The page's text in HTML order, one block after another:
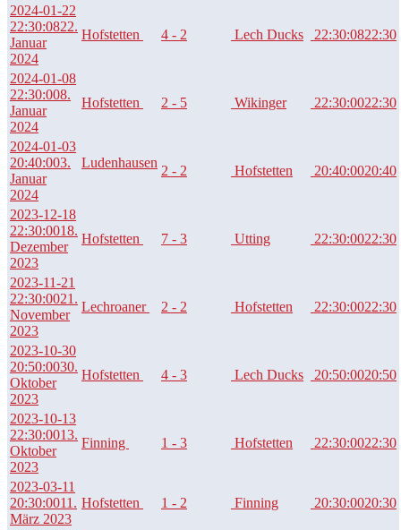
2024-01-22
22:30:0822.
Januar
2024
Hofstetten 4 - 2 Lech Ducks 22:30:0822:30
2024-01-08
22:30:008.
Januar
2024
Hofstetten 2 - 5 Wikinger 22:30:0022:30
2024-01-03
20:40:003.
Januar
2024
Ludenhausen
2 - 2 Hofstetten 20:40:0020:40
2023-12-18
22:30:0018.
Dezember
2023
Hofstetten 7 - 3 Utting 22:30:0022:30
2023-11-21
22:30:0021.
November
2023
Lechroaner 2 - 2 Hofstetten 22:30:0022:30
2023-10-30
20:50:0030.
Oktober
2023
Hofstetten 4 - 3 Lech Ducks 20:50:0020:50
2023-10-13
22:30:0013.
Oktober
2023
Finning 1 - 3 Hofstetten 22:30:0022:30
2023-03-11
20:30:0011.
März 2023
Hofstetten 1 - 2 Finning 20:30:0020:30